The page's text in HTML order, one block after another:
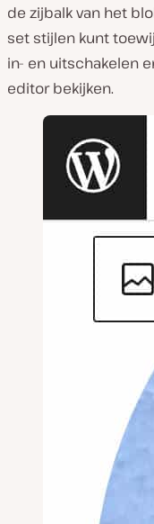
de zijbalk van het
set stijlen kunt
in- en uitschakelen
editor bekijken.